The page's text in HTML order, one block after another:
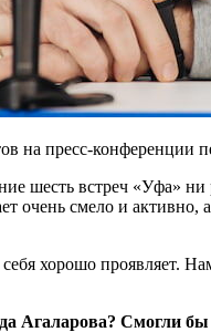
на пресс-конференции
шесть встреч «Уфа»
очень смело и
хорошо проявляет.
Агаларова? Смогли